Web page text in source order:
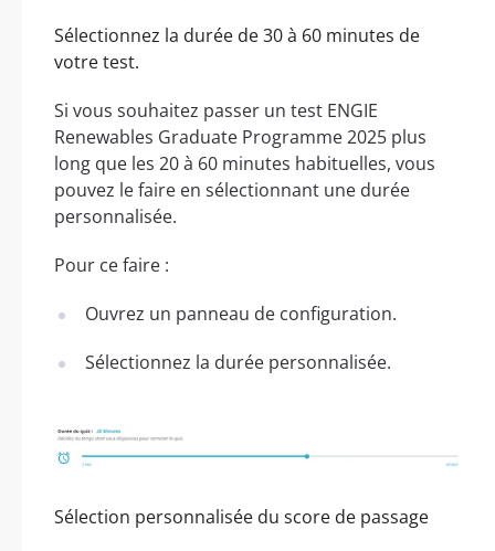
Sélectionnez la durée de 30 à 60 minutes de
votre test.
Si vous souhaitez passer un test ENGIE
Renewables Graduate Programme 2025 plus
long que les 20 à 60 minutes habituelles, vous
pouvez le faire en sélectionnant une durée
personnalisée.
Pour ce faire :
Ouvrez un panneau de configuration.
Sélectionnez la durée personnalisée.
Sélection personnalisée du score de passage